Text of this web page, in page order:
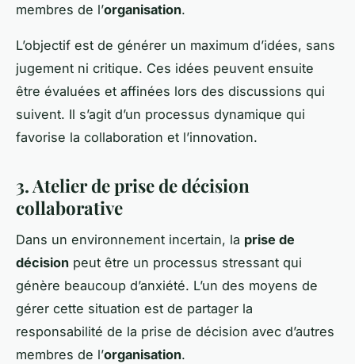
membres de l’organisation.
L’objectif est de générer un maximum d’idées, sans
jugement ni critique. Ces idées peuvent ensuite
être évaluées et affinées lors des discussions qui
suivent. Il s’agit d’un processus dynamique qui
favorise la collaboration et l’innovation.
3. Atelier de prise de décision
collaborative
Dans un environnement incertain, la prise de
décision peut être un processus stressant qui
génère beaucoup d’anxiété. L’un des moyens de
gérer cette situation est de partager la
responsabilité de la prise de décision avec d’autres
membres de l’organisation.